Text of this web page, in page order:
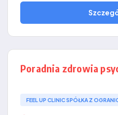
Poradnia zdrowia
FEEL UP CLINIC SPÓŁKA Z